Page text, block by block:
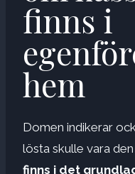
finns i
hem
Domen indikerar
lösta skulle vara
finns i det